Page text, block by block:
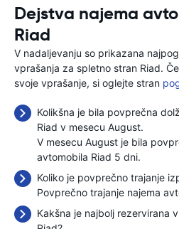
Dejstva najema
Riad
V nadaljevanju so prikazana
vprašanja za spletno stran Riad.
svoje vprašanje, si oglejte stran
Kolikšna je bila povprečna
Riad v mesecu August.
V mesecu August je bila
avtomobila Riad 5 dni.
Koliko je povprečno trajanje
Povprečno trajanje najema
Kakšna je najbolj rezervirana